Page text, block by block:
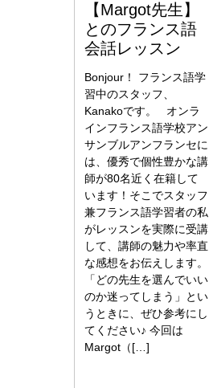
【Margot先生】
とのフランス語
会話レッスン
Bonjour！ フランス語学
習中のスタッフ、
Kanakoです。 オンラ
インフランス語学校アン
サンブルアンフランセに
は、優秀で個性豊かな講
師が80名近く在籍して
います！そこでスタッフ
兼フランス語学習者の私
がレッスンを実際に受講
して、講師の魅力や率直
な感想をお伝えします。
「どの先生を選んでいい
のか迷ってしまう」とい
うときに、ぜひ参考にし
てください♪ 今回は
Margot（[…]